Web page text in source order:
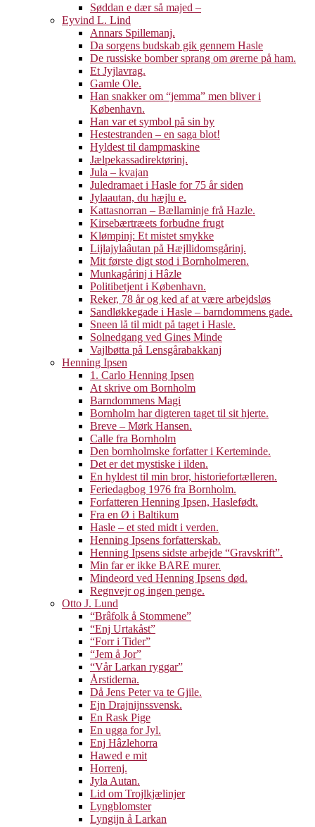
Søddan e dær så majed –
Eyvind L. Lind
Annars Spillemanj.
Da sorgens budskab gik gennem Hasle
De russiske bomber sprang om ørerne på ham.
Et Jyjlavrag.
Gamle Ole.
Han snakker om “jemma” men bliver i
København.
Han var et symbol på sin by
Hestestranden – en saga blot!
Hyldest til dampmaskine
Jælpekassadirektørinj.
Jula – kvajan
Juledramaet i Hasle for 75 år siden
Jylaautan, du hæjlu e.
Kattasnorran – Bællaminje frå Hazle.
Kirsebærtræets forbudne frugt
Klømpinj: Et mistet smykke
Lijlajylaâutan på Hæjllidomsgårinj.
Mit første digt stod i Bornholmeren.
Munkagårinj i Hâzle
Politibetjent i København.
Reker, 78 år og ked af at være arbejdsløs
Sandløkkegade i Hasle – barndommens gade.
Sneen lå til midt på taget i Hasle.
Solnedgang ved Gines Minde
Vajlbøtta på Lensgårabakkanj
Henning Ipsen
1. Carlo Henning Ipsen
At skrive om Bornholm
Barndommens Magi
Bornholm har digteren taget til sit hjerte.
Breve – Mørk Hansen.
Calle fra Bornholm
Den bornholmske forfatter i Kerteminde.
Det er det mystiske i ilden.
En hyldest til min bror, historiefortælleren.
Feriedagbog 1976 fra Bornholm.
Forfatteren Henning Ipsen, Haslefødt.
Fra en Ø i Baltikum
Hasle – et sted midt i verden.
Henning Ipsens forfatterskab.
Henning Ipsens sidste arbejde “Gravskrift”.
Min far er ikke BARE murer.
Mindeord ved Henning Ipsens død.
Regnvejr og ingen penge.
Otto J. Lund
“Brâfolk å Stommene”
“Enj Urtakåst”
“Forr i Tider”
“Jem å Jor”
“Vår Larkan ryggar”
Årstiderna.
Då Jens Peter va te Gjile.
Ejn Drajnijnssvensk.
En Rask Pige
En ugga for Jyl.
Enj Hâzlehorra
Hawed e mit
Horrenj.
Jyla Autan.
Lid om Trojlkjælinjer
Lyngblomster
Lyngijn å Larkan